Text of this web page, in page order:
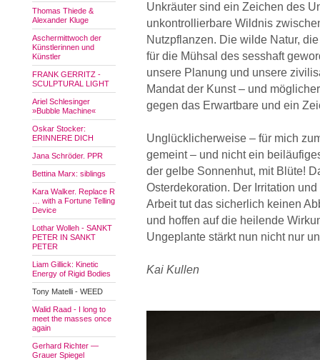
Thomas Thiede &
Alexander Kluge
Aschermittwoch der
Künstlerinnen und
Künstler
FRANK GERRITZ -
SCULPTURAL LIGHT
Ariel Schlesinger
»Bubble Machine«
Oskar Stocker:
ERINNERE DICH
Jana Schröder. PPR
Bettina Marx: siblings
Kara Walker. Replace R
… with a Fortune Telling
Device
Lothar Wolleh - SANKT
PETER IN SANKT
PETER
Liam Gillick: Kinetic
Energy of Rigid Bodies
Tony Matelli - WEED
Walid Raad - I long to
meet the masses once
again
Gerhard Richter —
Grauer Spiegel
Unkräuter sind ein Zeichen des
unkontrollierbare Wildnis
Nutzpflanzen. Die wilde Natur,
für die Mühsal des sesshaft
unsere Planung und unsere
Mandat der Kunst – und
gegen das Erwartbare und ein
Unglücklicherweise – für mich
gemeint – und nicht ein
der gelbe Sonnenhut, mit Blüte!
Osterdekoration. Der Irritation
Arbeit tut das sicherlich keinen
und hoffen auf die heilende
Ungeplante stärkt nun nicht nur
Kai Kullen